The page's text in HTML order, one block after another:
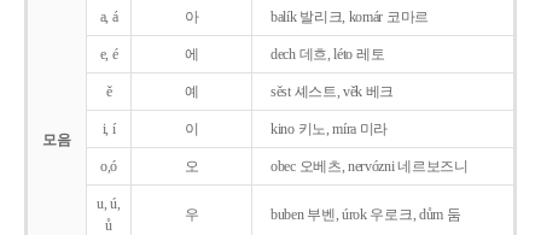
모음
a, á 아 balík 발리크, komár 코마르
e, é 에 dech 데흐, léto 레토
ě 예 sěst 셰스트, věk 베크
i, í 이 kino 키노, míra 미라
o,ó 오 obec 오베츠, nervózni 네르보즈니
u, ú,
ů
우 buben 부벤, úrok 우로크, dům 둠